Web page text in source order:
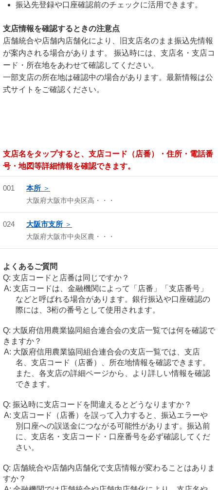
振込先登録や口座確認前のチェックに活用できます。
支店情報を確認するときの注意点
店舗統合や店舗内店舗化により、旧支店名のまま振込先情報
が案内される場合があります。 振込時には、支店名・支店コ
ード・所在地をあわせて確認してください。
一部支店の所在地は確認中の場合があります。最新情報は公
式サイトをご確認ください。
支店名をタップすると、支店コード（店番）・住所・電話番
号・地図等詳細情報を確認できます。
001 本所
大阪府大阪市中央区高・・・
024 大阪市支所
大阪府大阪市中央区農・・・
よくあるご質問
支店コードと店番は同じですか？
支店コードは、金融機関によって「店番」「支店番号」
などと呼ばれる場合があります。銀行振込や口座確認の
際には、3桁の番号として使用されます。
大阪府信用農業協同組合連合会の支店一覧では何を確認で
きますか？
大阪府信用農業協同組合連合会の支店一覧では、支店
名、支店コード（店番）、所在地情報を確認できます。
また、各支店の詳細ページから、より詳しい情報を確認
できます。
振込時に支店コードを間違えるとどうなりますか？
支店コード（店番）を誤って入力すると、振込エラーや
別口座への誤送金につながる可能性があります。振込前
に、支店名・支店コード・口座番号を必ず確認してくだ
さい。
店舗統合や店舗内店舗化で支店情報が変わることはありま
すか？